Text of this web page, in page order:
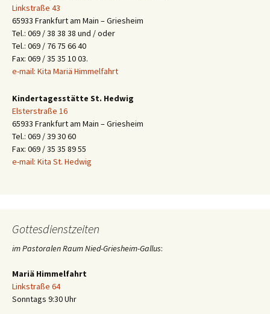
Linkstraße 43
65933 Frankfurt am Main – Griesheim
Tel.: 069 / 38 38 38 und / oder
Tel.: 069 / 76 75 66 40
Fax: 069 / 35 35 10 03.
e-mail: Kita Mariä Himmelfahrt
Kindertagesstätte St. Hedwig
Elsterstraße 16
65933 Frankfurt am Main – Griesheim
Tel.: 069 / 39 30 60
Fax: 069 / 35 35 89 55
e-mail: Kita St. Hedwig
Gottesdienstzeiten
im Pastoralen Raum Nied-Griesheim-Gallus:
Mariä Himmelfahrt
Linkstraße 64
Sonntags 9:30 Uhr